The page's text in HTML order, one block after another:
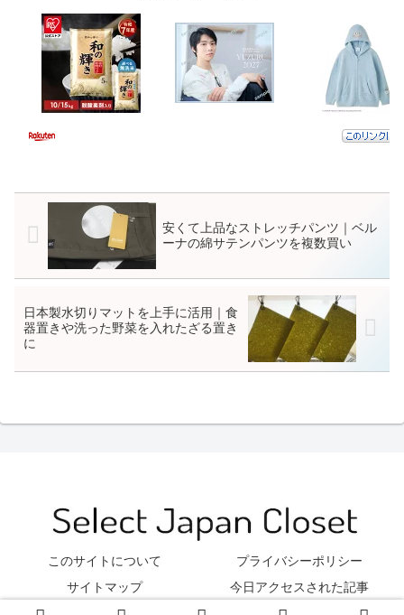
安くて上品なストレッチパンツ｜ベル
ーナの綿サテンパンツを複数買い
日本製水切りマットを上手に活用｜食
器置きや洗った野菜を入れたざる置き
に
このサイトについて
プライバシーポリシー
サイトマップ
今日アクセスされた記事